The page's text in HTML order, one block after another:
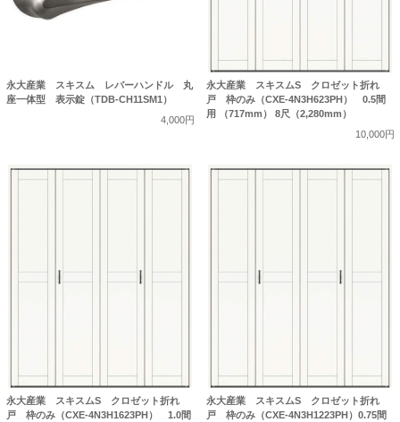
永大産業 スキスム レバーハンドル 丸
座一体型 表示錠（TDB-CH11SM1）
4,000円
永大産業 スキスムS クロゼット折れ
戸 枠のみ（CXE-4N3H623PH） 0.5間
用 （717mm） 8尺（2,280mm）
10,000円
永大産業 スキスムS クロゼット折れ
戸 枠のみ（CXE-4N3H1623PH） 1.0間
永大産業 スキスムS クロゼット折れ
戸 枠のみ（CXE-4N3H1223PH）0.75間